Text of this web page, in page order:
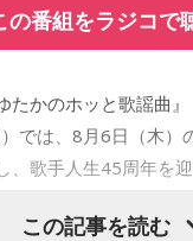
の番組をラジコで
たかのホッと歌謡曲
では、8月6日（木）
、歌手人生45周年を
この記事を読む